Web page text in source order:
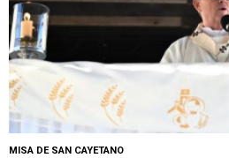
MISA DE SAN CAYETANO